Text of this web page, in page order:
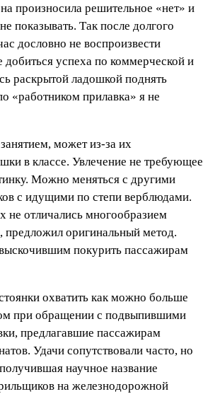
произносила решительное «нет» и
показывать. Так после долгого
дословно не воспроизвести
успеха по коммерческой и
раскрытой ладошкой поднять
«работником прилавка» я не
может из-за их
в классе. Увлечение не требующее
Можно меняться с другими
с идущими по степи верблюдами.
не отличались многообразием
предложил оригинальный метод.
покурить пассажирам
охватить как можно больше
при обращении с подвыпившими
предлагавшие пассажирам
Удачи сопутствовали часто, но
научное название
на железнодорожной